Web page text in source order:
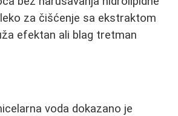
za čišćenje sa ekstraktom
efektan ali blag tretman
voda dokazano je